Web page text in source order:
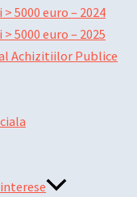
5000 euro – 2024
5000 euro – 2025
Achizitiilor Publice